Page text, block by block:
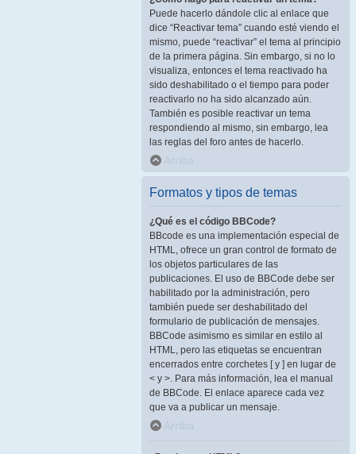
Puede hacerlo dándole clic al enlace que
dice “Reactivar tema” cuando esté viendo el
mismo, puede “reactivar” el tema al principio
de la primera página. Sin embargo, si no lo
visualiza, entonces el tema reactivado ha
sido deshabilitado o el tiempo para poder
reactivarlo no ha sido alcanzado aún.
También es posible reactivar un tema
respondiendo al mismo, sin embargo, lea
las reglas del foro antes de hacerlo.
Arriba
Formatos y tipos de temas
¿Qué es el código BBCode?
BBcode es una implementación especial de
HTML, ofrece un gran control de formato de
los objetos particulares de las
publicaciones. El uso de BBCode debe ser
habilitado por la administración, pero
también puede ser deshabilitado del
formulario de publicación de mensajes.
BBCode asimismo es similar en estilo al
HTML, pero las etiquetas se encuentran
encerrados entre corchetes [ y ] en lugar de
< y >. Para más información, lea el manual
de BBCode. El enlace aparece cada vez
que va a publicar un mensaje.
Arriba